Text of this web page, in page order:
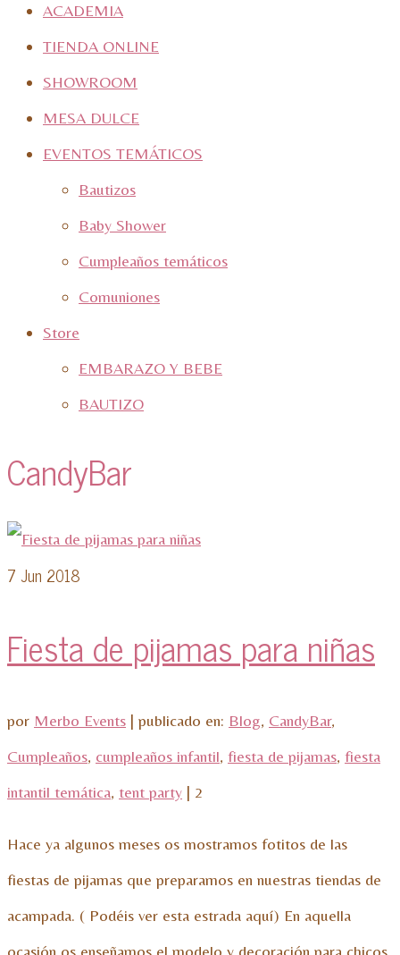
ACADEMIA
TIENDA ONLINE
SHOWROOM
MESA DULCE
EVENTOS TEMÁTICOS
Bautizos
Baby Shower
Cumpleaños temáticos
Comuniones
Store
EMBARAZO Y BEBE
BAUTIZO
CandyBar
7 Jun 2018
Fiesta de pijamas para niñas
por Merbo Events | publicado en: Blog, CandyBar,
Cumpleaños, cumpleaños infantil, fiesta de pijamas, fiesta
intantil temática, tent party | 2
Hace ya algunos meses os mostramos fotitos de las
fiestas de pijamas que preparamos en nuestras tiendas de
acampada. ( Podéis ver esta estrada aquí) En aquella
ocasión os enseñamos el modelo y decoración para chicos